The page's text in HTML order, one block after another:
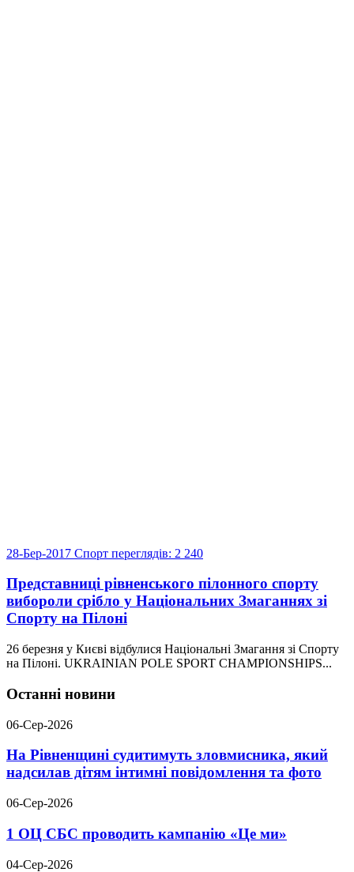
28-Бер-2017 Спорт переглядів: 2 240
Представниці рівненського пілонного спорту
вибороли срібло у Національних Змаганнях зі
Спорту на Пілоні
26 березня у Києві відбулися Національні Змагання зі Спорту
на Пілоні. UKRAINIAN POLE SPORT CHAMPIONSHIPS...
Останні новини
06-Сер-2026
На Рівненщині судитимуть зловмисника, який
надсилав дітям інтимні повідомлення та фото
06-Сер-2026
1 ОЦ СБС проводить кампанію «Це ми»
04-Сер-2026